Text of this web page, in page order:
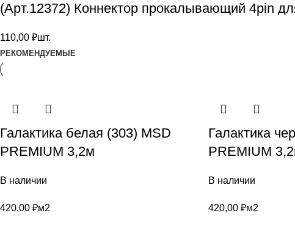
(Арт.12372) Коннектор прокалывающий 4pin
110,00 ₽шт.
РЕКОМЕНДУЕМЫЕ
Галактика белая (303) MSD
PREMIUM 3,2м
В наличии
420,00 ₽м2
Галактика
PREMIUM
В наличии
420,00 ₽м2